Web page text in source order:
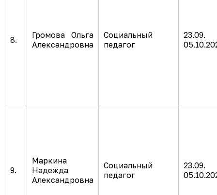
8.
Громова Ольга
Александровна
Социальный
педагог
9.
Маркина
Надежда
Александровна
Социальный
педагог